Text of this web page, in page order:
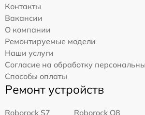
Контакты
Вакансии
О компании
Ремонтируемые модели
Наши услуги
Согласие на обработку
Способы оплаты
Ремонт устройств
Roborock S7
Roborock Q8